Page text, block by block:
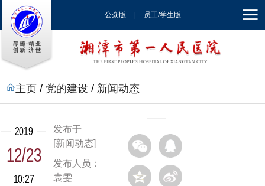
公众版 员工/学生版
| EN
主页 / 党的建设 / 新闻动态
2019
12/23
10:27
发布于
[新闻动态]
发布人员：
袁雯